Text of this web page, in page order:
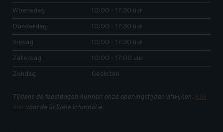
Woensdag
10:00 - 17:30 uur
Donderdag
10:00 - 17:30 uur
Vrijdag
10:00 - 17:30 uur
Zaterdag
10:00 - 17:00 uur
Zondag
Gesloten
Tijdens de feestdagen kunnen onze openingstijden afwijken. Klik
hiervoor de actuele informatie.